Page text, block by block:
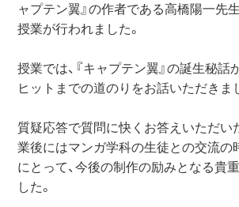
ャプテン翼』の作者である高橋陽一先
授業が行われました。
授業では、『キャプテン翼』の誕生秘話
ヒットまでの道のりをお話いただきま
質疑応答で質問に快くお答えいただい
業後にはマンガ学科の生徒との交流の
にとって、今後の制作の励みとなる貴
した。